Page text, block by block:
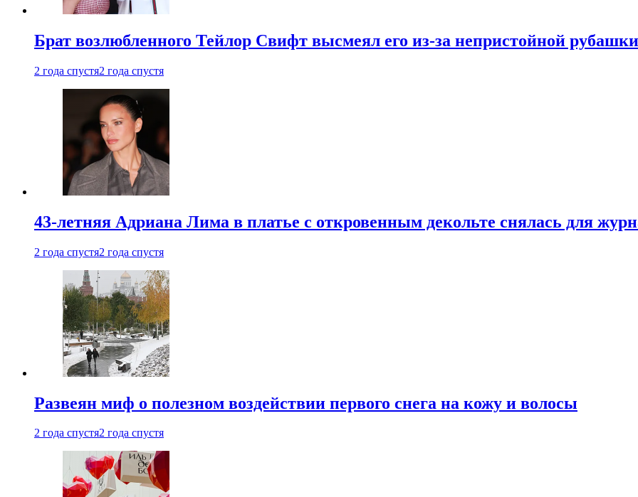
Брат возлюбленного Тейлор Свифт высмеял его из-за непристойной
2 года спустя2 года спустя
43-летняя Адриана Лима в платье с откровенным декольте снялась для
2 года спустя2 года спустя
Развеян миф о полезном воздействии первого снега на кожу и волосы
2 года спустя2 года спустя